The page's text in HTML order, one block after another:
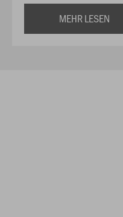
MEHR LESEN